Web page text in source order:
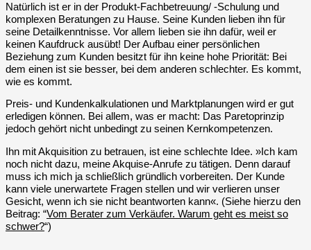
Natürlich ist er in der Produkt-Fachbetreuung/ -Schulung und
komplexen Beratungen zu Hause. Seine Kunden lieben ihn für
seine Detailkenntnisse. Vor allem lieben sie ihn dafür, weil er
keinen Kaufdruck ausübt! Der Aufbau einer persönlichen
Beziehung zum Kunden besitzt für ihn keine hohe Priorität: Bei
dem einen ist sie besser, bei dem anderen schlechter. Es kommt,
wie es kommt.
Preis- und Kundenkalkulationen und Marktplanungen wird er gut
erledigen können. Bei allem, was er macht: Das Paretoprinzip
jedoch gehört nicht unbedingt zu seinen Kernkompetenzen.
Ihn mit Akquisition zu betrauen, ist eine schlechte Idee. »Ich kam
noch nicht dazu, meine Akquise-Anrufe zu tätigen. Denn darauf
muss ich mich ja schließlich gründlich vorbereiten. Der Kunde
kann viele unerwartete Fragen stellen und wir verlieren unser
Gesicht, wenn ich sie nicht beantworten kann«. (Siehe hierzu den
Beitrag: “Vom Berater zum Verkäufer. Warum geht es meist so
schwer?“)